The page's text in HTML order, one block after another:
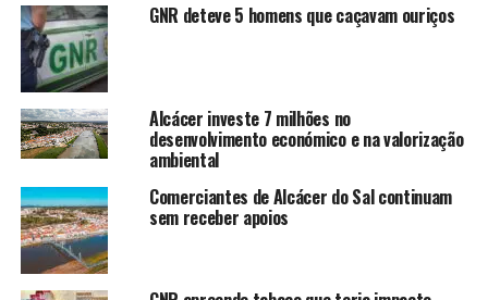
GNR deteve 5 homens que caçavam ouriços
Alcácer investe 7 milhões no
desenvolvimento económico e na valorização
ambiental
Comerciantes de Alcácer do Sal continuam
sem receber apoios